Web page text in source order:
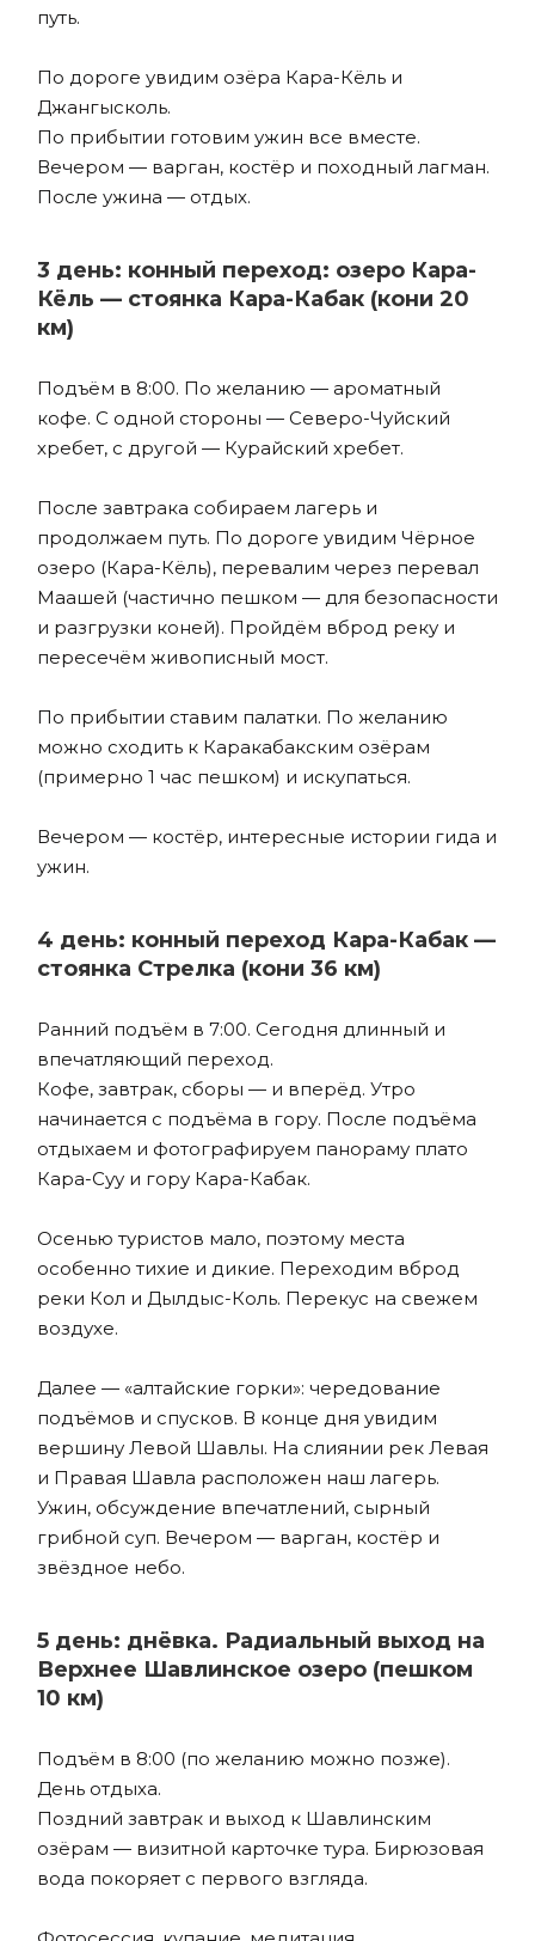
путь.
По дороге увидим озёра Кара-Кёль и
Джангысколь.
По прибытии готовим ужин все вместе.
Вечером — варган, костёр и походный лагман.
После ужина — отдых.
3 день: конный переход: озеро Кара-
Кёль — стоянка Кара-Кабак (кони 20
км)
Подъём в 8:00. По желанию — ароматный
кофе. С одной стороны — Северо-Чуйский
хребет, с другой — Курайский хребет.
После завтрака собираем лагерь и
продолжаем путь. По дороге увидим Чёрное
озеро (Кара-Кёль), перевалим через перевал
Маашей (частично пешком — для безопасности
и разгрузки коней). Пройдём вброд реку и
пересечём живописный мост.
По прибытии ставим палатки. По желанию
можно сходить к Каракабакским озёрам
(примерно 1 час пешком) и искупаться.
Вечером — костёр, интересные истории гида и
ужин.
4 день: конный переход Кара-Кабак —
стоянка Стрелка (кони 36 км)
Ранний подъём в 7:00. Сегодня длинный и
впечатляющий переход.
Кофе, завтрак, сборы — и вперёд. Утро
начинается с подъёма в гору. После подъёма
отдыхаем и фотографируем панораму плато
Кара-Суу и гору Кара-Кабак.
Осенью туристов мало, поэтому места
особенно тихие и дикие. Переходим вброд
реки Кол и Дылдыс-Коль. Перекус на свежем
воздухе.
Далее — «алтайские горки»: чередование
подъёмов и спусков. В конце дня увидим
вершину Левой Шавлы. На слиянии рек Левая
и Правая Шавла расположен наш лагерь.
Ужин, обсуждение впечатлений, сырный
грибной суп. Вечером — варган, костёр и
звёздное небо.
5 день: днёвка. Радиальный выход на
Верхнее Шавлинское озеро (пешком
10 км)
Подъём в 8:00 (по желанию можно позже).
День отдыха.
Поздний завтрак и выход к Шавлинским
озёрам — визитной карточке тура. Бирюзовая
вода покоряет с первого взгляда.